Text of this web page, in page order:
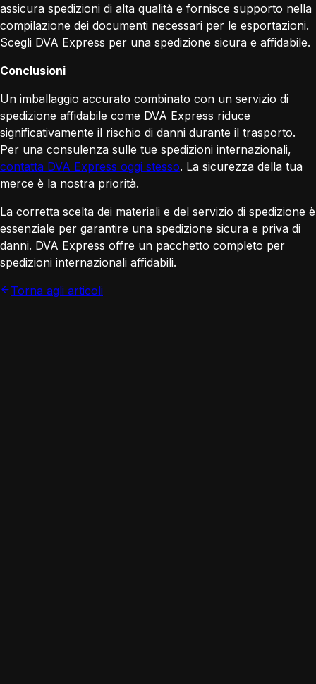
assicura spedizioni di alta qualità e fornisce supporto nella
compilazione dei documenti necessari per le esportazioni.
Scegli DVA Express per una spedizione sicura e affidabile.
Conclusioni
Un imballaggio accurato combinato con un servizio di
spedizione affidabile come DVA Express riduce
significativamente il rischio di danni durante il trasporto.
Per una consulenza sulle tue spedizioni internazionali,
contatta DVA Express oggi stesso. La sicurezza della tua
merce è la nostra priorità.
La corretta scelta dei materiali e del servizio di spedizione è
essenziale per garantire una spedizione sicura e priva di
danni. DVA Express offre un pacchetto completo per
spedizioni internazionali affidabili.
Torna agli articoli